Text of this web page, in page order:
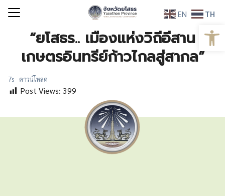
Skip
Search“ยโสธร.. เมืองแห่งวิถีอีสาน
เกษตรอินทรีย์ก้าวไกลสู่สากล”
7s ดาวน์โหลด
Post Views: 399
EN TH